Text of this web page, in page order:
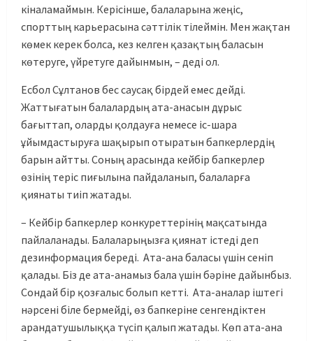
кіналамаймын. Керісінше, балаларына жеңіс,
спорттың карьерасына сәттілік тілеймін. Мен жақтан
көмек керек болса, кез келген қазақтың баласын
көтеруге, үйретуге дайынмын, – деді ол.
Есбол Сұлтанов бес саусақ бірдей емес дейді.
Жаттығатын балалардың ата-анасын дұрыс
бағыттап, оларды қолдауға немесе іс-шара
ұйымдастыруға шақырып отыратын бапкерлердің
барын айтты. Соның арасында кейбір бапкерлер
өзінің теріс пиғылына пайдаланып, балаларға
қиянаты тиіп жатады.
– Кейбір бапкерлер конкуреттерінің мақсатында
пайлаланады. Балаларыңызға қиянат істеді деп
дезинформация береді. Ата-ана баласы үшін сеніп
қалады. Біз де ата-анамыз бала үшін бәріне дайынбыз.
Сондай бір қозғалыс болып кетті. Ата-аналар іштегі
нәрсені біле бермейді, өз бапкеріне сенгендіктен
арандатушылыққа түсіп қалып жатады. Көп ата-ана